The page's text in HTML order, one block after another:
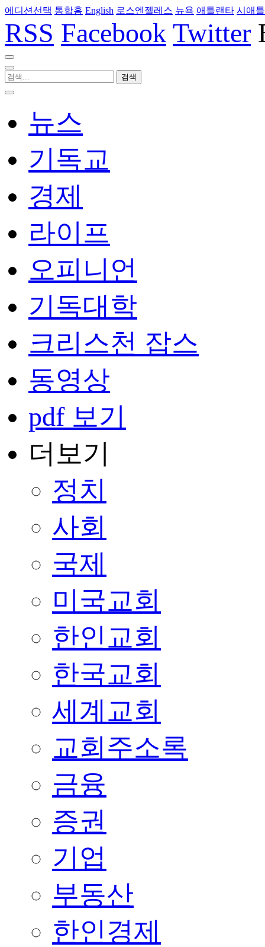
에디션선택 통합홈 English 로스엔젤레스 뉴욕 애틀랜타 시애틀
RSS Facebook Twitter
뉴스
기독교
경제
라이프
오피니언
기독대학
크리스천 잡스
동영상
pdf 보기
더보기
정치
사회
국제
미국교회
한인교회
한국교회
세계교회
교회주소록
금융
증권
기업
부동산
한인경제